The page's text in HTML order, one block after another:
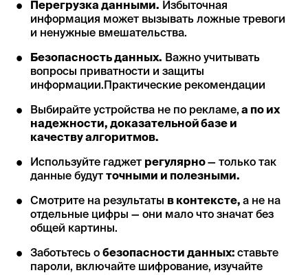
Перегрузка данными. Избыточная
информация может вызывать ложные тревоги
и ненужные вмешательства.
Безопасность данных. Важно учитывать
вопросы приватности и защиты
информации.Практические рекомендации
Выбирайте устройства не по рекламе, а по их
надежности, доказательной базе и
качеству алгоритмов.
Используйте гаджет регулярно— только так
данные будут точными и полезными.
Смотрите на результаты в контексте, а не на
отдельные цифры — они мало что значат без
общей картины.
Заботьтесь о безопасности данных: ставьте
пароли, включайте шифрование, изучайте